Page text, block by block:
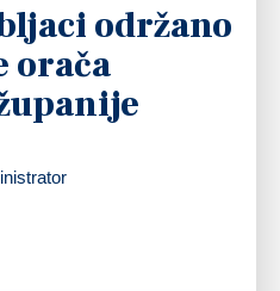
održano
orača